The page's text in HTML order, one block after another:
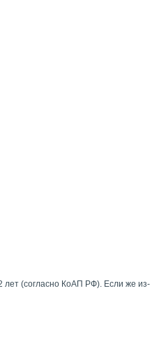
лет (согласно КоАП РФ). Если же из-